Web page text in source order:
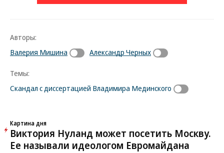
Авторы:
Валерия Мишина
Александр Черных
Темы:
Скандал с диссертацией Владимира Мединского
Картина дня
Виктория Нуланд может посетить Москву.
Ее называли идеологом Евромайдана